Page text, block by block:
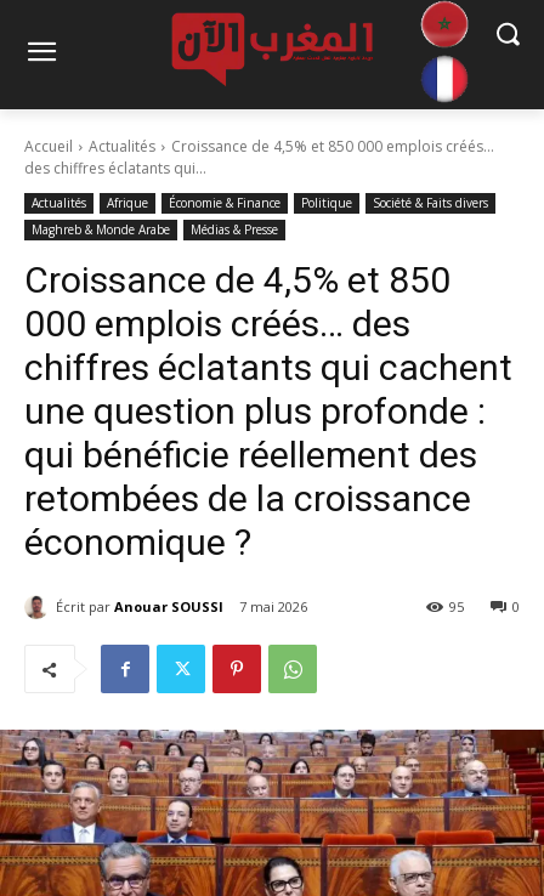
Accueil Actualités
Croissance de 4,5% et 850 000 emplois créés…
des chiffres éclatants qui...
Actualités Afrique Économie & Finance Politique
Société & Faits divers
Maghreb & Monde Arabe
Médias & Presse
Croissance de 4,5% et 850
000 emplois créés… des
chiffres éclatants qui cachent
une question plus profonde :
qui bénéficie réellement des
retombées de la croissance
économique ?
Écrit par Anouar SOUSSI 7 mai 2026 0
95